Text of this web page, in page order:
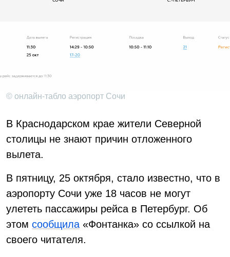
© онлайн-табло аэропорт Сочи
В Краснодарском крае жители Северной
столицы не знают причин отложенного
вылета.
В пятницу, 25 октября, стало известно, что в
аэропорту Сочи уже 18 часов не могут
улететь пассажиры рейса в Петербург. Об
этом сообщила «Фонтанка» со ссылкой на
своего читателя.